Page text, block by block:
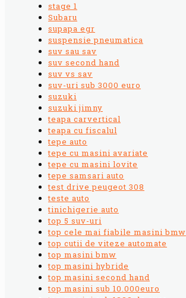
stage 1
Subaru
supapa egr
suspensie pneumatica
suv sau sav
suv second hand
suv vs sav
suv-uri sub 3000 euro
suzuki
suzuki jimny
teapa carvertical
teapa cu fiscalul
tepe auto
tepe cu masini avariate
tepe cu masini lovite
tepe samsari auto
test drive peugeot 308
teste auto
tinichigerie auto
top 5 suv-uri
top cele mai fiabile masini bmw
top cutii de viteze automate
top masini bmw
top masini hybride
top masini second hand
top masini sub 10.000euro